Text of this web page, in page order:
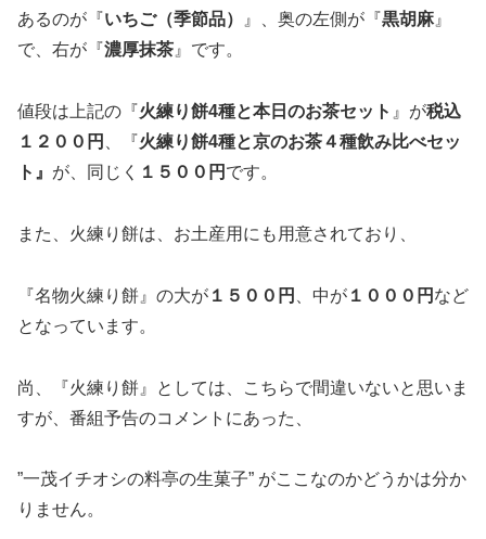
あるのが『いちご（季節品） 』、奥の左側が『黒胡麻』
で、右が『濃厚抹茶 』です。
値段は上記の『火練り餅4種と本日のお茶セット 』が税込
１２００円
、『火練り餅4種と京のお茶４種飲み比べセッ
ト』 が、同じく １５００円 です。
また、火練り餅は、お土産用にも用意されており、
『名物火練り餅』の大が １５００円 、中が １０００円 など
となっています。
尚、『火練り餅』としては、こちらで間違いないと思いま
すが、番組予告のコメントにあった、
”一茂イチオシの料亭の生菓子” がここなのかどうかは分か
りません。